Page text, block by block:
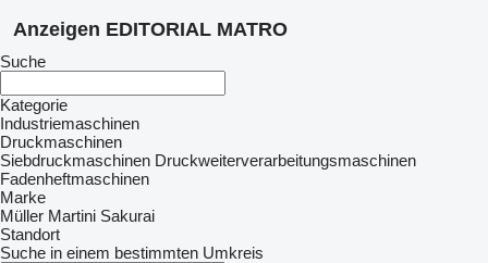
Anzeigen EDITORIAL MATRO
Suche
Kategorie
Industriemaschinen
Druckmaschinen
Siebdruckmaschinen Druckweiterverarbeitungsmaschinen
Fadenheftmaschinen
Marke
Müller Martini Sakurai
Standort
Suche in einem bestimmten Umkreis